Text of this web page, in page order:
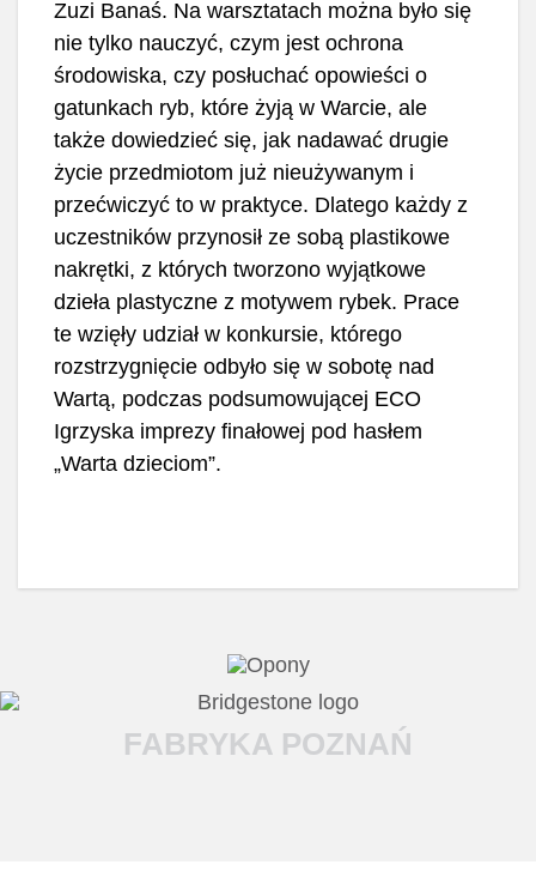
Zuzi Banaś. Na warsztatach można było się
nie tylko nauczyć, czym jest ochrona
środowiska, czy posłuchać opowieści o
gatunkach ryb, które żyją w Warcie, ale
także dowiedzieć się, jak nadawać drugie
życie przedmiotom już nieużywanym i
przećwiczyć to w praktyce. Dlatego każdy z
uczestników przynosił ze sobą plastikowe
nakrętki, z których tworzono wyjątkowe
dzieła plastyczne z motywem rybek. Prace
te wzięły udział w konkursie, którego
rozstrzygnięcie odbyło się w sobotę nad
Wartą, podczas podsumowującej ECO
Igrzyska imprezy finałowej pod hasłem
„Warta dzieciom”.
FABRYKA POZNAŃ